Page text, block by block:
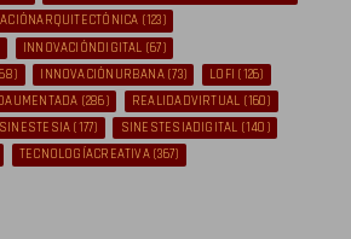
(123)
INNOVACIÓNDIGITAL (67)
INNOVACIÓNURBANA(73) LOFI (126)
(286) REALIDADVIRTUAL (160)
SINESTESIA (177) SINESTESIADIGITAL (140)
TECNOLOGÍACREATIVA(367)